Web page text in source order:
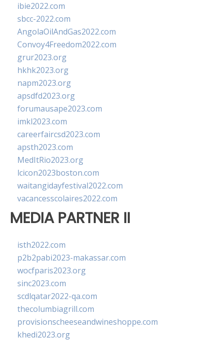
ibie2022.com
sbcc-2022.com
AngolaOilAndGas2022.com
Convoy4Freedom2022.com
grur2023.org
hkhk2023.org
napm2023.org
apsdfd2023.org
forumausape2023.com
imkl2023.com
careerfaircsd2023.com
apsth2023.com
MedItRio2023.org
lcicon2023boston.com
waitangidayfestival2022.com
vacancesscolaires2022.com
MEDIA PARTNER II
isth2022.com
p2b2pabi2023-makassar.com
wocfparis2023.org
sinc2023.com
scdlqatar2022-qa.com
thecolumbiagrill.com
provisionscheeseandwineshoppe.com
khedi2023.org